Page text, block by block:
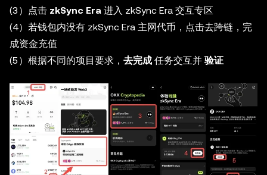
(3）点击 zkSync Era 进入 zkSync Era 交互专区
(4）若钱包内没有 zkSync Era 主网代币，点击去跨链，完
成资金充值
(5）根据不同的项目要求， 去完成 任务交互并 验证